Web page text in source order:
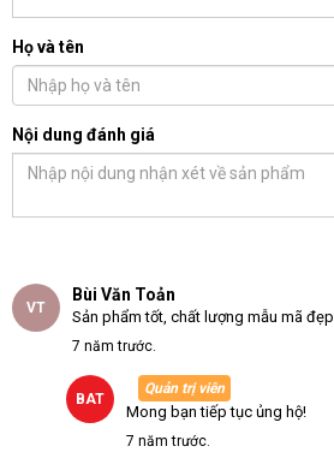
Họ và tên
Nội dung đánh giá
VT
Bùi Văn Toản
Sản phẩm tốt, chất lượng mẫu mã đẹp
7 năm trước.
BAT
Quản trị viên
Mong bạn tiếp tục ủng hộ!
7 năm trước.